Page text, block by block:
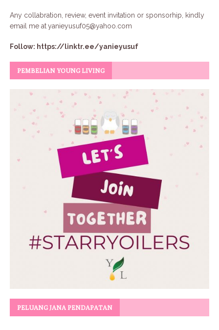
Any collabration, review, event invitation or sponsorhip, kindly
email me atyanieyusuf05@yahoo.com
Follow: https://linktr.ee/yanieyusuf
PEMBELIAN YOUNG LIVING
PELUANG JANA PENDAPATAN